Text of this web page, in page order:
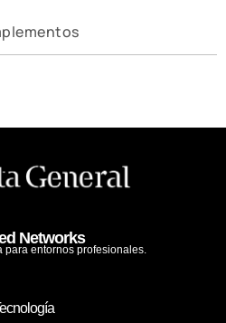
Networks
entornos profesionales.